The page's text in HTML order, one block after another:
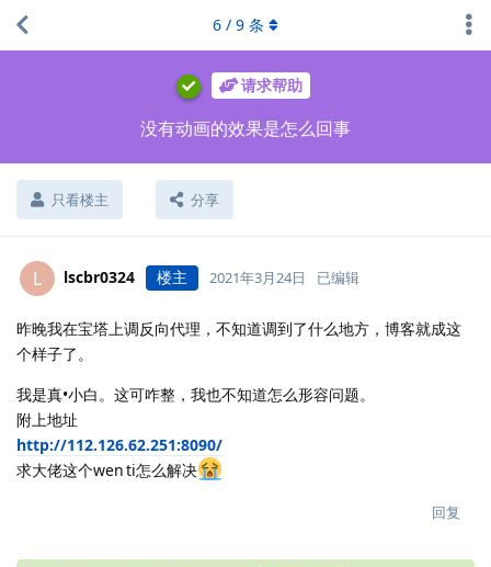
请求帮助
没有动画的效果是怎么回事
只看楼主 分享
6 / 9 条
L lscbr0324 楼主 2021年3月24日 已编辑
昨晚我在宝塔上调反向代理，不知道调到了什么地方，博客就成这
个样子了。
我是真•小白。这可咋整，我也不知道怎么形容问题。
附上地址
http://112.126.62.251:8090/
求大佬这个wen ti怎么解决
回复